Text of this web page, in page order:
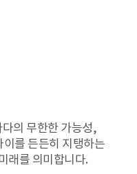
의 무한한 가능성,
를 든든히 지탱하는
래를 의미합니다.